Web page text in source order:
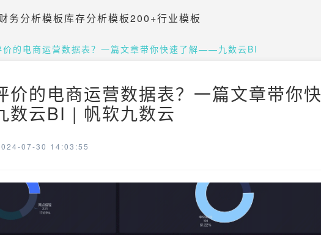
务分析模板库存分析模板200+行业模板
价的电商运营数据表？一篇文章带你快速了解——九数云BI
价的电商运营数据表？一篇文章带你快
云BI | 帆软九数云
07-30 14:03:55